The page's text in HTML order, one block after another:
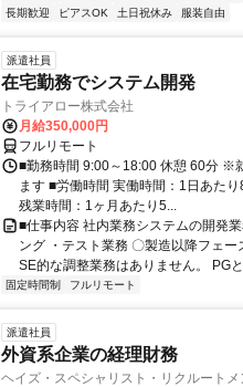
長期歓迎
ピアスOK 土日祝休み 服装自由
派遣社員
在宅勤務でシステム開発
トライアロー株式会社
月給350,000円
フルリモート
■勤務時間 9:00～18:00 休憩 60分 ※
ます ■労働時間 実働時間：1日あた
残業時間：1ヶ月あたり5...
■仕事内容 社内業務システムの開発
ング ・テスト業務 〇製造以降フェ
SE的な調整業務はありません。 PG
固定時間制 フルリモート
派遣社員
外資系企業の経理財務
ヘイズ・スペシャリスト・リクルート